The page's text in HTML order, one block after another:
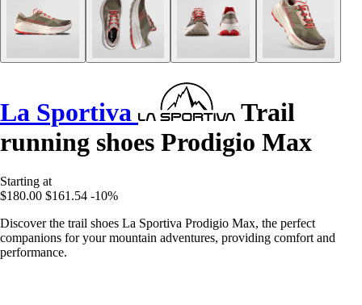
La Sportiva
Trail
running shoes Prodigio Max
Starting at
$180.00 $161.54 -10%
Discover the trail shoes La Sportiva Prodigio Max, the perfect
companions for your mountain adventures, providing comfort and
performance.